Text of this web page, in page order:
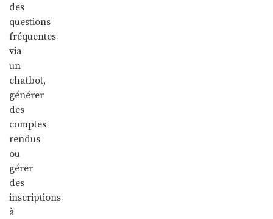
des
questions
fréquentes
via
un
chatbot,
générer
des
comptes
rendus
ou
gérer
des
inscriptions
à